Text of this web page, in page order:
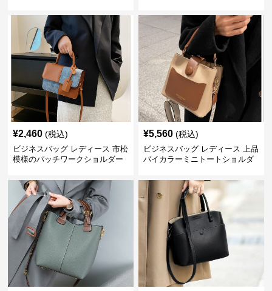
¥2,460 (税込)
ビジネスバッグ レディース 市松
模様のパッチワークショルダー
¥5,560 (税込)
ビジネスバッグ レディース 上品
バイカラーミニトートショルダ